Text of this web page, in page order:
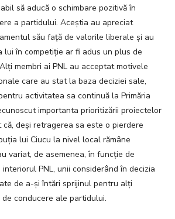
să aducă o schimbare pozitivă în
a partidului. Aceștia au apreciat
său față de valorile liberale și au
lui în competiție ar fi adus un plus de
membri ai PNL au acceptat motivele
care au stat la baza deciziei sale,
activitatea sa continuă la Primăria
importanta prioritizării proiectelor
deși retragerea sa este o pierdere
lui Ciucu la nivel local rămâne
variat, de asemenea, în funcție de
PNL, unii considerând în decizia
de a-și întări sprijinul pentru alți
conducere ale partidului.